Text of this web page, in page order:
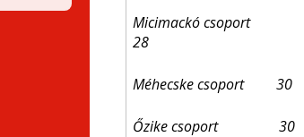
Micimackó csoport
28
Méhecske csoport 30
Őzike csoport 30